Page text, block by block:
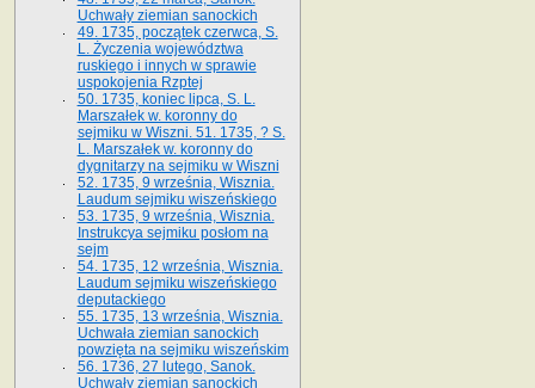
Uchwały ziemian sanockich
49. 1735, początek czerwca, S.
L. Życzenia województwa
ruskiego i innych w sprawie
uspokojenia Rzptej
50. 1735, koniec lipca, S. L.
Marszałek w. koronny do
sejmiku w Wiszni. 51. 1735, ? S.
L. Marszałek w. koronny do
dygnitarzy na sejmiku w Wiszni
52. 1735, 9 września, Wisznia.
Laudum sejmiku wiszeńskiego
53. 1735, 9 września, Wisznia.
Instrukcya sejmiku posłom na
sejm
54. 1735, 12 września, Wisznia.
Laudum sejmiku wiszeńskiego
deputackiego
55. 1735, 13 września, Wisznia.
Uchwała ziemian sanockich
powzięta na sejmiku wiszeńskim
56. 1736, 27 lutego, Sanok.
Uchwały ziemian sanockich